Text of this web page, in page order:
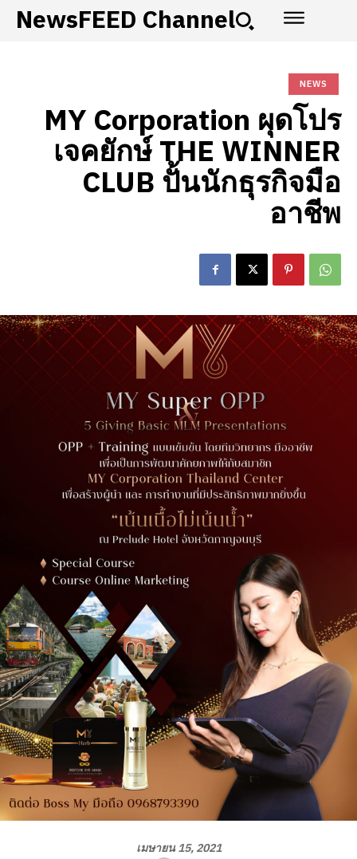
NewsFEED Channel
NEWS
MY Corporation ผุดโปร
เจคยักษ์ THE WINNER
CLUB ปั้นนักธุรกิจมือ
อาชีพ
เมษายน 15, 2021